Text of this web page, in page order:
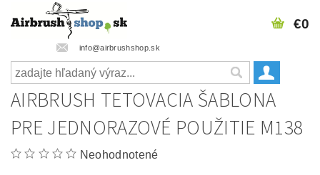
info@airbrushshop.sk
€0
AIRBRUSH TETOVACIA ŠABLONA
PRE JEDNORAZOVÉ POUŽITIE M138
Neohodnotené